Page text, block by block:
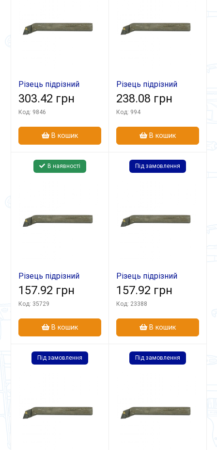
Різець підрізний
відігн 32х20х170
Т15К6
303.42 грн
Код: 9846
В кошик
Різець підрізний
відігн 25х20х140
Т15К6
238.08 грн
Код: 994
В кошик
В наявності
Різець підрізний
відігн 20х16х120 ВК8
157.92 грн
Код: 35729
В кошик
Під замовлення
Різець підрізний
відігн 20х16х120
Т15К6
157.92 грн
Код: 23388
В кошик
Під замовлення Під замовлення